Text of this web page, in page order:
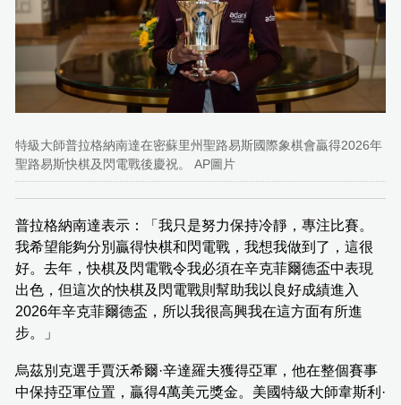
特級大師普拉格納南達在密蘇里州聖路易斯國際象棋會贏得2026年
聖路易斯快棋及閃電戰後慶祝。 AP圖片
普拉格納南達表示：「我只是努力保持冷靜，專注比賽。
我希望能夠分別贏得快棋和閃電戰，我想我做到了，這很
好。去年，快棋及閃電戰令我必須在辛克菲爾德盃中表現
出色，但這次的快棋及閃電戰則幫助我以良好成績進入
2026年辛克菲爾德盃，所以我很高興我在這方面有所進
步。」
烏茲別克選手賈沃希爾·辛達羅夫獲得亞軍，他在整個賽事
中保持亞軍位置，贏得4萬美元獎金。美國特級大師韋斯利·